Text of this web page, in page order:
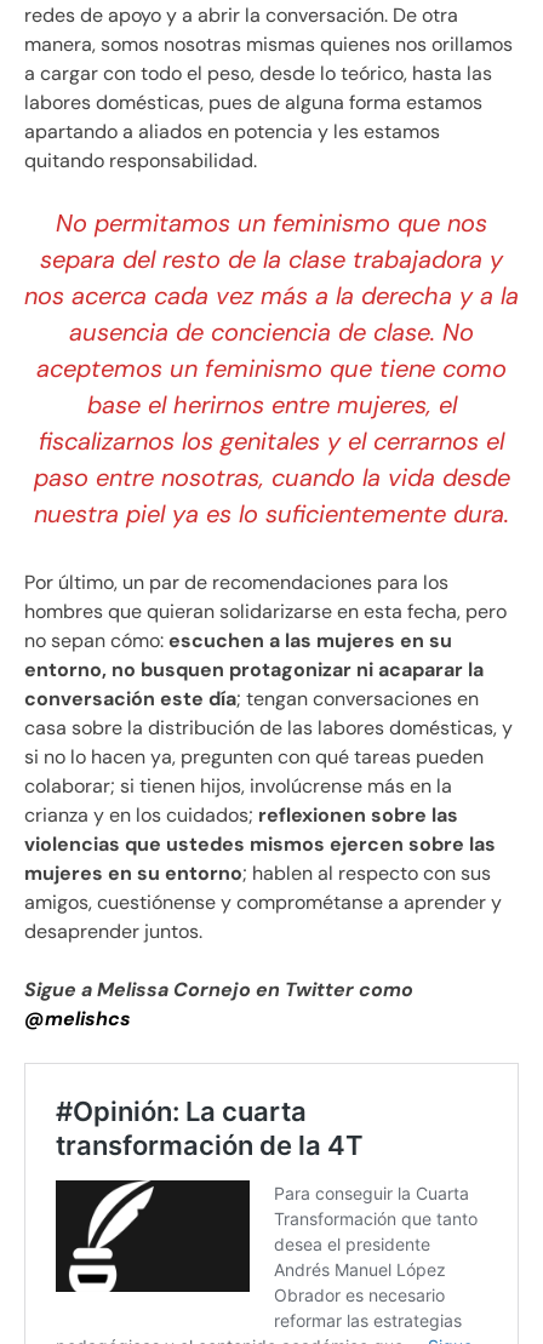
redes de apoyo y a abrir la conversación. De otra
manera, somos nosotras mismas quienes nos orillamos
a cargar con todo el peso, desde lo teórico, hasta las
labores domésticas, pues de alguna forma estamos
apartando a aliados en potencia y les estamos
quitando responsabilidad.
No permitamos un feminismo que nos
separa del resto de la clase trabajadora y
nos acerca cada vez más a la derecha y a la
ausencia de conciencia de clase. No
aceptemos un feminismo que tiene como
base el herirnos entre mujeres, el
fiscalizarnos los genitales y el cerrarnos el
paso entre nosotras, cuando la vida desde
nuestra piel ya es lo suficientemente dura.
Por último, un par de recomendaciones para los
hombres que quieran solidarizarse en esta fecha, pero
no sepan cómo:escuchen a las mujeres en su
entorno, no busquen protagonizar ni acaparar la
conversación este día; tengan conversaciones en
casa sobre la distribución de las labores domésticas, y
si no lo hacen ya, pregunten con qué tareas pueden
colaborar; si tienen hijos, involúcrense más en la
crianza y en los cuidados; reflexionen sobre las
violencias que ustedes mismos ejercen sobre las
mujeres en su entorno; hablen al respecto con sus
amigos, cuestiónense y comprométanse a aprender y
desaprender juntos.
Sigue a Melissa Cornejo en Twitter como
@melishcs